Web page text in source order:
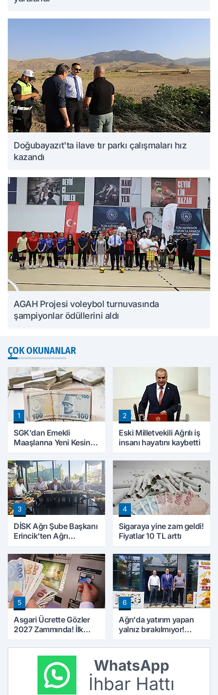
Doğubayazıt'ta ilave tır parkı çalışmaları hız
kazandı
AGAH Projesi voleybol turnuvasında
şampiyonlar ödüllerini aldı
ÇOK OKUNANLAR
1
SGK'dan Emekli
Maaşlarına Yeni Kesinti
Borçları Aylıklardan
Tahsil Edilecek
2
Eski Milletvekili Ağrılı iş
insanı hayatını kaybetti
3
DİSK Ağrı Şube Başkanı
Erincik'ten Ağrı
4
Sigaraya yine zam geldi!
Fiyatlar 10 TL arttı
5
Asgari Ücrette Gözler
2027 Zammında! İlk
Ödeneceği Tarih
Netleşti
6
Ağrı'da yatırım yapan
yalnız bırakılmıyor!
ziyaret
WhatsApp
İhbar Hattı